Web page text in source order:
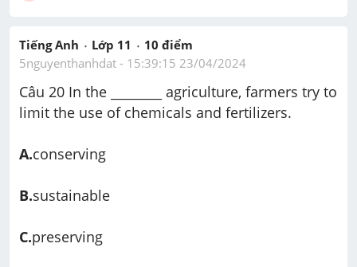
Tiếng Anh Lớp 11 10 điểm
5nguyenthanhdat - 15:39:15 23/04/2024
Câu 20 In the ________ agriculture, farmers try to
limit the use of chemicals and fertilizers.
A.conserving
B.sustainable
C.preserving